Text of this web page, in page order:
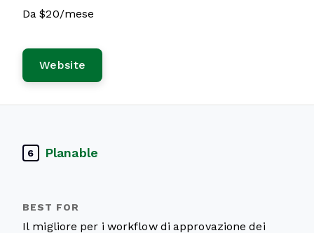
Da $20/mese
Website
6 Planable
Il migliore per i workflow di approvazione dei